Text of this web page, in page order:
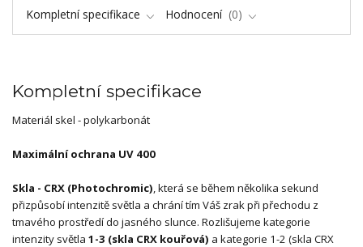
Kompletní specifikace Hodnocení 0
Kompletní specifikace
Materiál skel - polykarbonát
Maximální ochrana UV 400
Skla - CRX (Photochromic), která se během několika sekund
přizpůsobí intenzitě světla a chrání tím Váš zrak při přechodu z
tmavého prostředí do jasného slunce. Rozlišujeme kategorie
intenzity světla 1-3 (skla CRX kouřová) a kategorie 1-2 (skla CRX